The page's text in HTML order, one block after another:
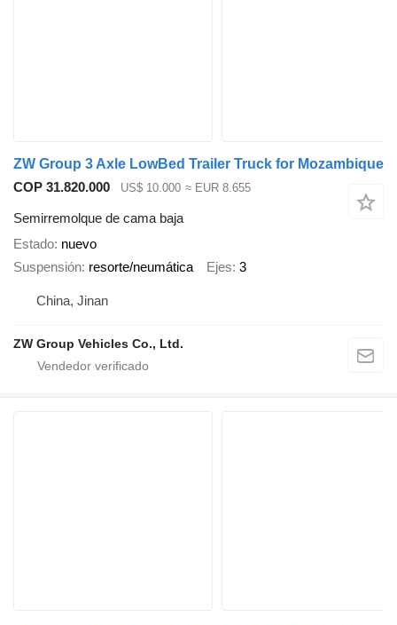
ZW Group 3 Axle LowBed Trailer Truck for Mozambique
COP 31.820.000
US$ 10.000 ≈ EUR 8.655
Semirremolque de cama baja
Estado nuevo
Suspensión resorte/neumática Ejes 3
China, Jinan
ZW Group Vehicles Co., Ltd.